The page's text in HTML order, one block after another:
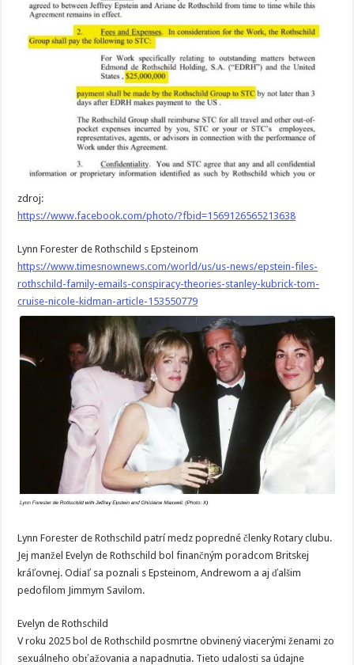
zdroj:
https://www.facebook.com/photo/?fbid=1569126565213638
Lynn Forester de Rothschild s Epsteinom
https://www.timesnownews.com/world/us/us-news/epstein-files-
rothschild-family-emails-conspiracy-theories-stanley-kubrick-tom-
cruise-nicole-kidman-article-153550779
Lynn Forester de Rothschild patrí medz popredné členky Rotary clubu.
Jej manžel Evelyn de Rothschild bol finančným poradcom Britskej
kráľovnej. Odiaľ sa poznali s Epsteinom, Andrewom a aj ďalšim
pedofilom Jimmym Savilom.
Evelyn de Rothschild
V roku 2025 bol de Rothschild posmrtne obvinený viacerými ženami zo
sexuálneho obťažovania a napadnutia. Tieto udalosti sa údajne